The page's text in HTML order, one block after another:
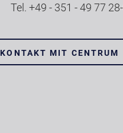
Tel. +49 - 351 - 49 77
KONTAKT MIT CENTRUM